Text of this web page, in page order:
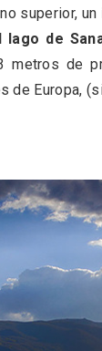
superior, un
de
metros de
de Europa,